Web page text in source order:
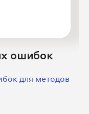
ошибок
для методов